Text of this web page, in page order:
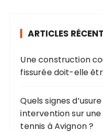
e
p
u
r
ARTICLES
Une construction
fissurée doit-elle
Quels signes
intervention sur
tennis à Avignon ?